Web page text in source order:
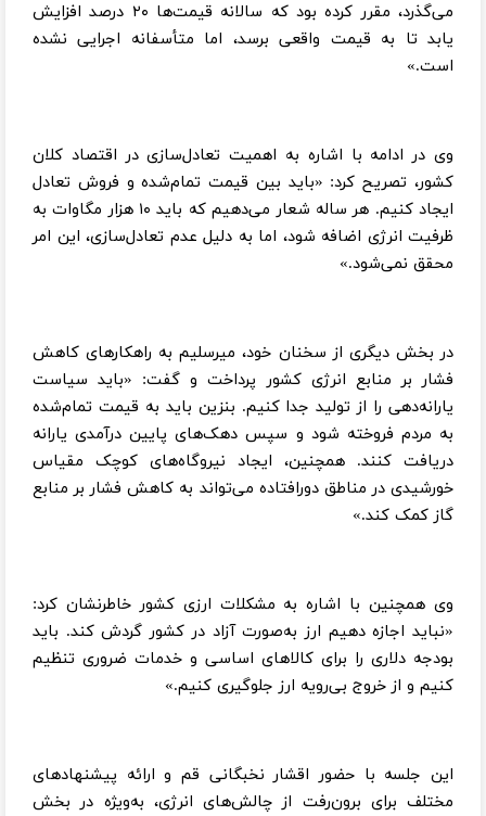
می‌گذرد، مقرر کرده بود که سالانه قیمت‌ها ۲۰ درصد افزایش
یابد تا به قیمت واقعی برسد، اما متأسفانه اجرایی نشده
است.»
وی در ادامه با اشاره به اهمیت تعادل‌سازی در اقتصاد کلان
کشور، تصریح کرد: «باید بین قیمت تمام‌شده و فروش تعادل
ایجاد کنیم. هر ساله شعار می‌دهیم که باید ۱۰ هزار مگاوات به
ظرفیت انرژی اضافه شود، اما به دلیل عدم تعادل‌سازی، این امر
محقق نمی‌شود.»
در بخش دیگری از سخنان خود، میرسلیم به راهکارهای کاهش
فشار بر منابع انرژی کشور پرداخت و گفت: «باید سیاست
یارانه‌دهی را از تولید جدا کنیم. بنزین باید به قیمت تمام‌شده
به مردم فروخته شود و سپس دهک‌های پایین درآمدی یارانه
دریافت کنند. همچنین، ایجاد نیروگاه‌های کوچک مقیاس
خورشیدی در مناطق دورافتاده می‌تواند به کاهش فشار بر منابع
گاز کمک کند.»
وی همچنین با اشاره به مشکلات ارزی کشور خاطرنشان کرد:
«نباید اجازه دهیم ارز به‌صورت آزاد در کشور گردش کند. باید
بودجه دلاری را برای کالاهای اساسی و خدمات ضروری تنظیم
کنیم و از خروج بی‌رویه ارز جلوگیری کنیم.»
این جلسه با حضور اقشار نخبگانی قم و ارائه پیشنهادهای
مختلف برای برون‌رفت از چالش‌های انرژی، به‌ویژه در بخش